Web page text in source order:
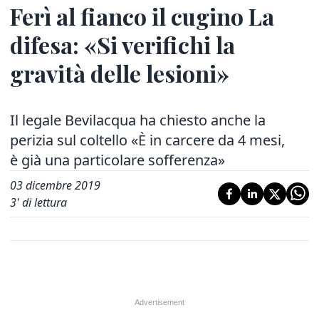
Ferì al fianco il cugino La
difesa: «Si verifichi la
gravità delle lesioni»
Il legale Bevilacqua ha chiesto anche la
perizia sul coltello «È in carcere da 4 mesi,
è già una particolare sofferenza»
03 dicembre 2019
3' di lettura